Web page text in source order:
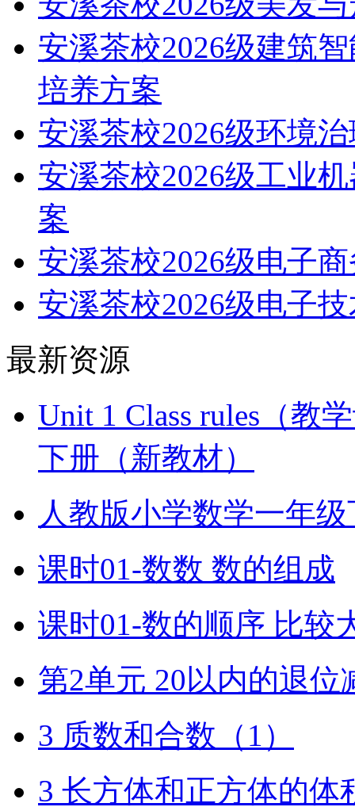
安溪茶校2026级建筑
培养方案
安溪茶校2026级环境
安溪茶校2026级工业
案
安溪茶校2026级电子
安溪茶校2026级电子
最新资源
Unit 1 Class rules（教
下册（新教材）
人教版小学数学一年
课时01-数数 数的组成
课时01-数的顺序 比较
第2单元 20以内的退位
3 质数和合数（1）
3 长方体和正方体的体